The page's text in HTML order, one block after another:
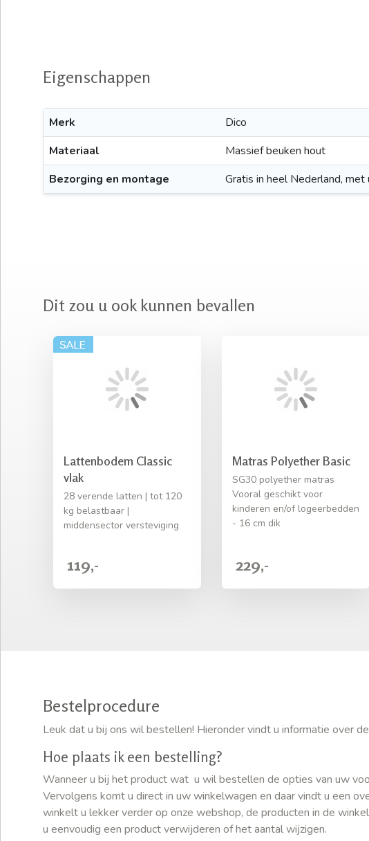
Eigenschappen
Merk
Dico
Materiaal
Massief beuken hout
Bezorging en montage
Gratis in heel Nederland,
Dit zou u ook kunnen bevallen
Lattenbodem Classic
vlak
28 verende latten | tot 120
kg belastbaar |
middensector versteviging
119,-
Matras Polyether Basic
SG30 polyether matras
Vooral geschikt voor
kinderen en/of logeerbedden
- 16 cm dik
229,-
Bestelprocedure
Leuk dat u bij ons wil bestellen! Hieronder vindt u informatie over
Hoe plaats ik een bestelling?
Wanneer u bij het product wat u wil bestellen de opties van uw
Vervolgens komt u direct in uw winkelwagen en daar vindt u een
winkelt u lekker verder op onze webshop, de producten in de
u eenvoudig een product verwijderen of het aantal wijzigen.